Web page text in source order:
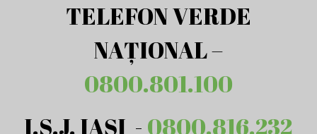
TELEFON VERDE
NAȚIONAL –
0800.801.100
I.S.J. IAȘI - 0800.816.232